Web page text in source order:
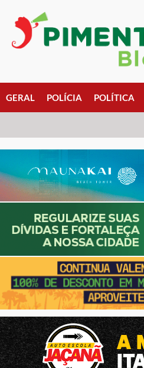
GERAL POLÍCIA POLÍTICA